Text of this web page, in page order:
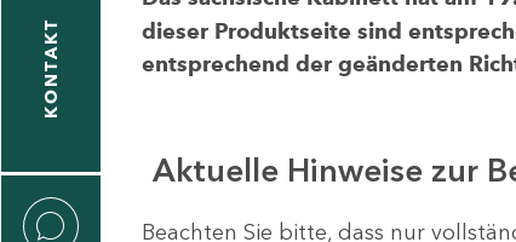
KONTAKT
dieser Produktseite sind
entsprechend der geänderten
Aktuelle Hinweise zur
Beachten Sie bitte, dass nur